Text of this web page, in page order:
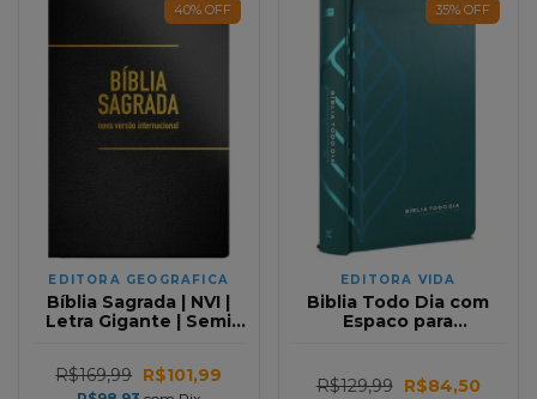
40% OFF
EDITORA GEOGRAFICA
Bíblia Sagrada | NVI |
Letra Gigante | Semi
R$169,99 R$101,99
35% OFF
EDITORA VIDA
Biblia Todo Dia com
Espaco para
R$129,99 R$84,50